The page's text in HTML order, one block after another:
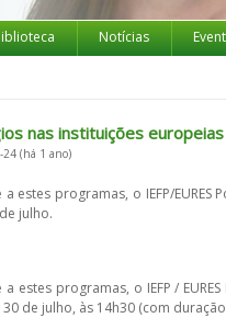
Notícias
nas instituições europeias
24 (há 1 ano)
estes programas, o IEFP/
julho.
estes programas, o IEFP /
de julho, às 14h30 (com